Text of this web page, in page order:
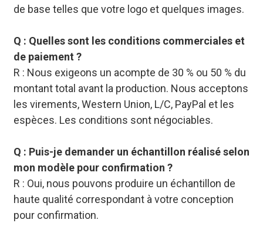
de base telles que votre logo et quelques images.
Q : Quelles sont les conditions commerciales et
de paiement ?
R : Nous exigeons un acompte de 30 % ou 50 % du
montant total avant la production. Nous acceptons
les virements, Western Union, L/C, PayPal et les
espèces. Les conditions sont négociables.
Q : Puis-je demander un échantillon réalisé selon
mon modèle pour confirmation ?
R : Oui, nous pouvons produire un échantillon de
haute qualité correspondant à votre conception
pour confirmation.